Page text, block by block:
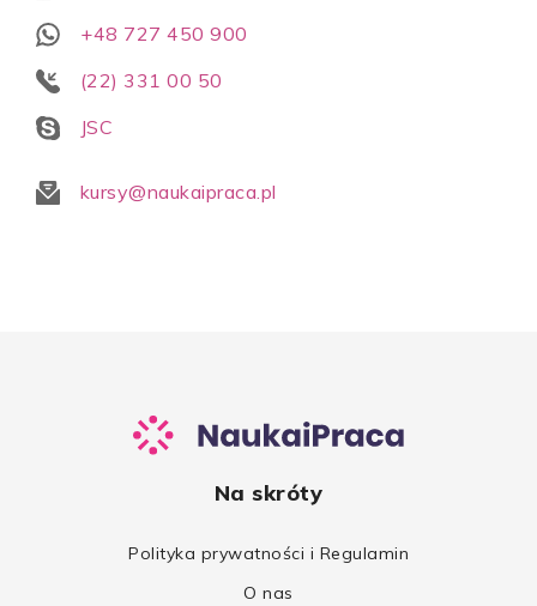
+48 727 450 900
(22) 331 00 50
JSC
kursy@naukaipraca.pl
Na skróty
Polityka prywatności i Regulamin
O nas